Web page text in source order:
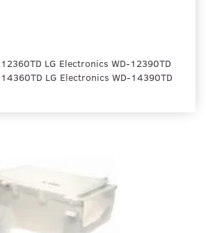
LG Electronics WD-12390TD
LG Electronics WD-14390TD